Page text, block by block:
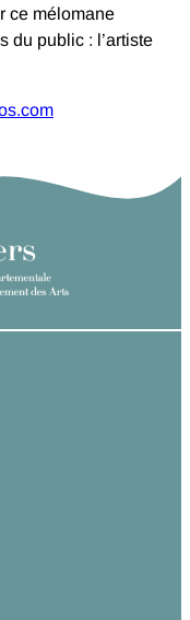
ce mélomane
du public : l’artiste